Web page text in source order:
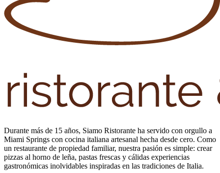
Durante más de 15 años, Siamo Ristorante ha servido con orgullo a
Miami Springs con cocina italiana artesanal hecha desde cero. Como
un restaurante de propiedad familiar, nuestra pasión es simple: crear
pizzas al horno de leña, pastas frescas y cálidas experiencias
gastronómicas inolvidables inspiradas en las tradiciones de Italia.